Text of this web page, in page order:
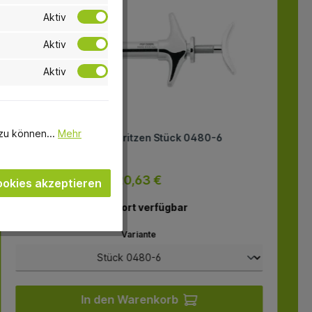
Aspirationsspritzen Stück 0480-6
20,63 €
sofort verfügbar
Variante
In den Warenkorb
Aktiv
Aktiv
Aktiv
können... Mehr
akzeptieren